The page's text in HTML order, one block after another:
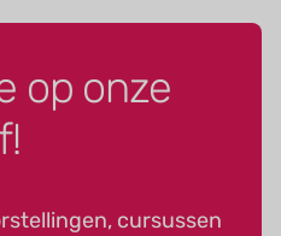
op onze
cursussen